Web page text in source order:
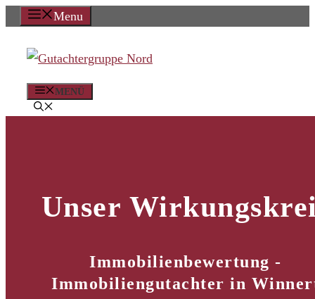
Zum
springen
Menu
MENÜ
Unser
Immobilienbewertung -
Immobiliengutachter in